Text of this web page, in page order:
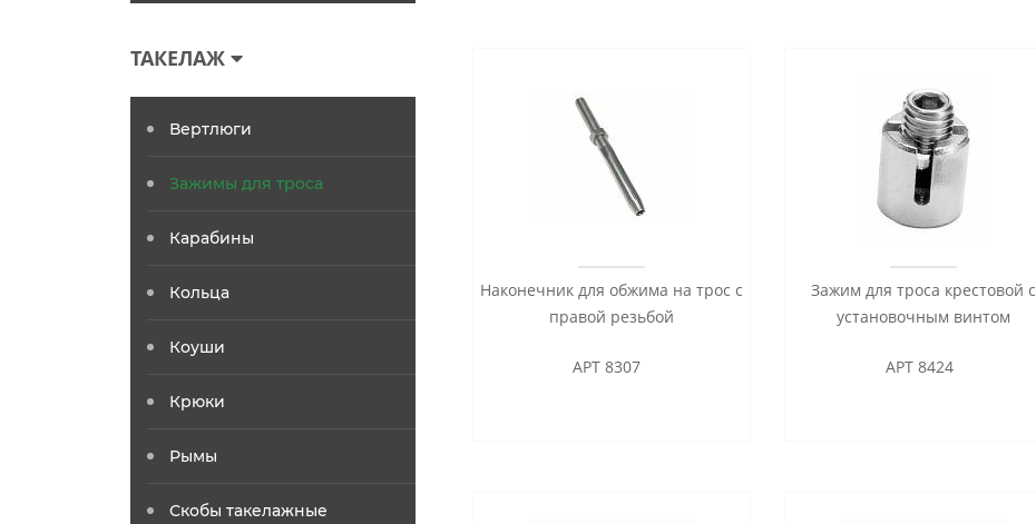
Наконечник для обжима на трос с
правой резьбой
АРТ 8307
Зажим для троса крестовой с
установочным винтом
АРТ 8424
ТАКЕЛАЖ
Вертлюги
Зажимы для троса
Карабины
Кольца
Коуши
Крюки
Рымы
Скобы такелажные